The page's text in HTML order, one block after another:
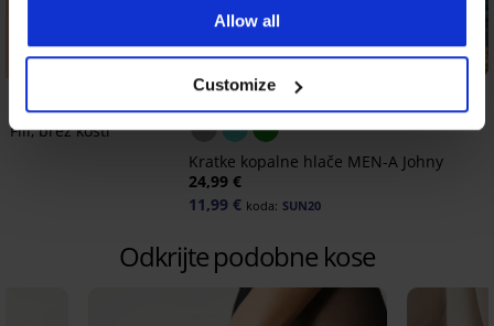
Allow all
Customize
Fili, brez kosti
-20% SUN20
Popust -40%
Kratke kopalne hlače MEN-A Johny
24,99 €
11,99 € koda: SUN20
Odkrijte podobne kose